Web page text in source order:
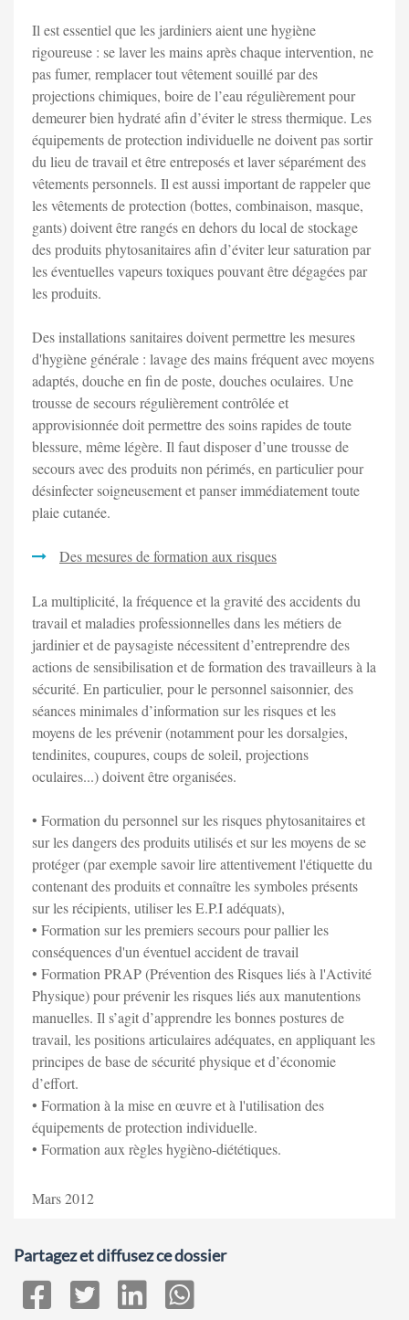
Il est essentiel que les jardiniers aient une hygiène
rigoureuse : se laver les mains après chaque intervention, ne
pas fumer, remplacer tout vêtement souillé par des
projections chimiques, boire de l’eau régulièrement pour
demeurer bien hydraté afin d’éviter le stress thermique. Les
équipements de protection individuelle ne doivent pas sortir
du lieu de travail et être entreposés et laver séparément des
vêtements personnels. Il est aussi important de rappeler que
les vêtements de protection (bottes, combinaison, masque,
gants) doivent être rangés en dehors du local de stockage
des produits phytosanitaires afin d’éviter leur saturation par
les éventuelles vapeurs toxiques pouvant être dégagées par
les produits.
Des installations sanitaires doivent permettre les mesures
d'hygiène générale : lavage des mains fréquent avec moyens
adaptés, douche en fin de poste, douches oculaires. Une
trousse de secours régulièrement contrôlée et
approvisionnée doit permettre des soins rapides de toute
blessure, même légère. Il faut disposer d’une trousse de
secours avec des produits non périmés, en particulier pour
désinfecter soigneusement et panser immédiatement toute
plaie cutanée.
Des mesures de formation aux risques
La multiplicité, la fréquence et la gravité des accidents du
travail et maladies professionnelles dans les métiers de
jardinier et de paysagiste nécessitent d’entreprendre des
actions de sensibilisation et de formation des travailleurs à la
sécurité. En particulier, pour le personnel saisonnier, des
séances minimales d’information sur les risques et les
moyens de les prévenir (notamment pour les dorsalgies,
tendinites, coupures, coups de soleil, projections
oculaires...) doivent être organisées.
• Formation du personnel sur les risques phytosanitaires et
sur les dangers des produits utilisés et sur les moyens de se
protéger (par exemple savoir lire attentivement l'étiquette du
contenant des produits et connaître les symboles présents
sur les récipients, utiliser les E.P.I adéquats),
• Formation sur les premiers secours pour pallier les
conséquences d'un éventuel accident de travail
• Formation PRAP (Prévention des Risques liés à l'Activité
Physique) pour prévenir les risques liés aux manutentions
manuelles. Il s’agit d’apprendre les bonnes postures de
travail, les positions articulaires adéquates, en appliquant les
principes de base de sécurité physique et d’économie
d’effort.
• Formation à la mise en œuvre et à l'utilisation des
équipements de protection individuelle.
• Formation aux règles hygièno-diététiques.
Mars 2012
Partagez et diffusez ce dossier